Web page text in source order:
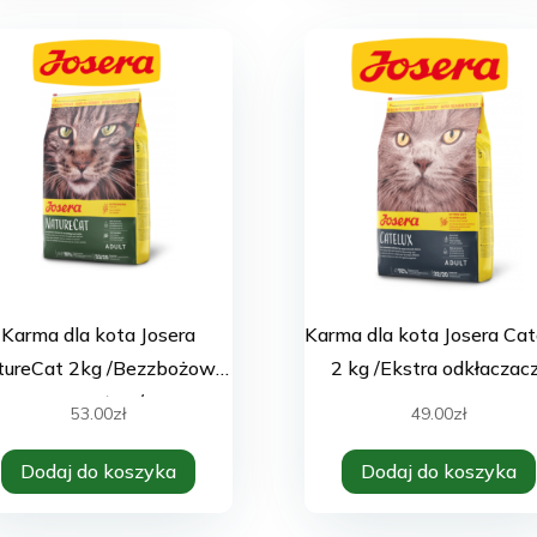
Karma dla kota Josera
2kg /Bezzbożowa
receptura/
53.00zł
Dodaj do koszyka
Karma dla kota Josera
2 kg /Ekstra
49.00zł
Dodaj do koszyka